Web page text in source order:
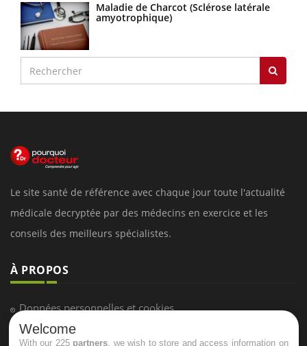
Maladie de Charcot (Sclérose latérale
amyotrophique)
Le site santé de référence avec chaque jour toute l'actualité
médicale decryptée par des médecins en exercice et les
conseils des meilleurs spécialistes.
À PROPOS
Données personnelles et cookies
Qui sommes-nous
Welcome
With our 225 partners , we wish to store and access information on